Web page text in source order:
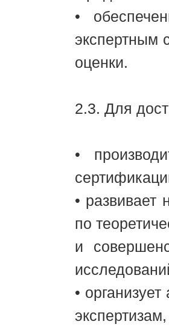
•
экспертным
оценки.
2.3. Для
•
•
по
и
•